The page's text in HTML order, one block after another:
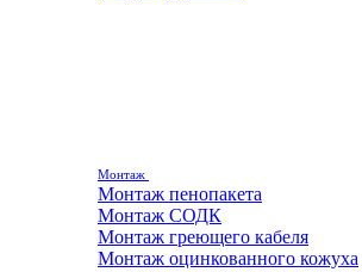
Монтаж
Монтаж пенопакета
Монтаж СОДК
Монтаж греющего кабеля
Монтаж оцинкованного кожуха